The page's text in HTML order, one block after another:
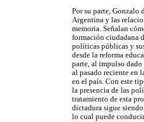
Por su parte, Gonzalo
Argentina y las
memoria. Señalan
formación ciudadana
políticas públicas y
desde la reforma
parte, al impulso dado
al pasado reciente en
en el país. Con este
la presencia de las
tratamiento de esta
dictadura sigue
lo cual puede